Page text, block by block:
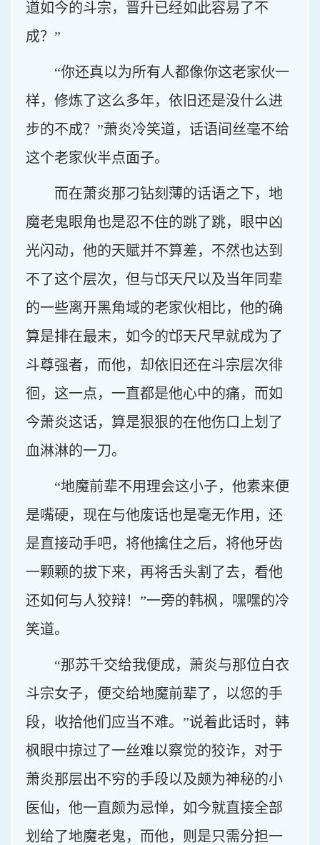
道如今的斗宗，晋升已经如此容易了不
成？”
“你还真以为所有人都像你这老家伙一
样，修炼了这么多年，依旧还是没什么进
步的不成？”萧炎冷笑道，话语间丝毫不给
这个老家伙半点面子。
而在萧炎那刁钻刻薄的话语之下，地
魔老鬼眼角也是忍不住的跳了跳，眼中凶
光闪动，他的天赋并不算差，不然也达到
不了这个层次，但与邙天尺以及当年同辈
的一些离开黑角域的老家伙相比，他的确
算是排在最末，如今的邙天尺早就成为了
斗尊强者，而他，却依旧还在斗宗层次徘
徊，这一点，一直都是他心中的痛，而如
今萧炎这话，算是狠狠的在他伤口上划了
血淋淋的一刀。
“地魔前辈不用理会这小子，他素来便
是嘴硬，现在与他废话也是毫无作用，还
是直接动手吧，将他擒住之后，将他牙齿
一颗颗的拔下来，再将舌头割了去，看他
还如何与人狡辩！”一旁的韩枫，嘿嘿的冷
笑道。
“那苏千交给我便成，萧炎与那位白衣
斗宗女子，便交给地魔前辈了，以您的手
段，收拾他们应当不难。”说着此话时，韩
枫眼中掠过了一丝难以察觉的狡诈，对于
萧炎那层出不穷的手段以及颇为神秘的小
医仙，他一直颇为忌惮，如今就直接全部
划给了地魔老鬼，而他，则是只需分担一